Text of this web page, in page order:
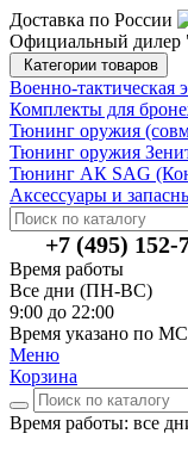
Доставка по России
Официальный
Категории товаров
Военно-тактическая
Комплекты для
Тюнинг оружия
Тюнинг оружия
Тюнинг АК SAG
Аксессуары и
+7 (495) 152-
Время работы
Все дни (ПН-ВС)
9:00 до 22:00
Время указано по
Меню
Корзина
Время работы: все